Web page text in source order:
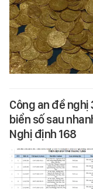
Công an đề
biển số sau
Nghị định 168